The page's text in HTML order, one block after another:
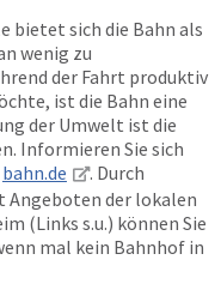
bietet sich die Bahn als
wenig zu
der Fahrt produktiv
ist die Bahn eine
der Umwelt ist die
Informieren Sie sich
bahn.de
. Durch
der lokalen
(Links s.u.) können Sie
mal kein Bahnhof in